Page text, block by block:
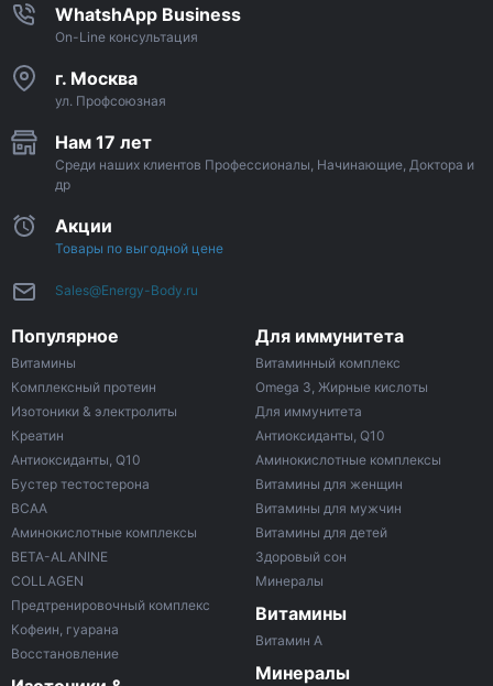
WhatshApp Business
On-Line консультация
г. Москва
ул. Профсоюзная
Нам 17 лет
Среди наших клиентов Профессионалы, Начинающие, Доктора и
др
Акции
Товары по выгодной цене
Sales@Energy-Body.ru
Популярное
Витамины
Комплексный протеин
Изотоники & электролиты
Креатин
Антиоксиданты, Q10
Бустер тестостерона
ВСАА
Аминокислотные комплексы
BETA-ALANINE
COLLAGEN
Предтренировочный комплекс
Кофеин, гуарана
Восстановление
Для иммунитета
Витаминный комплекс
Omega 3, Жирные кислоты
Для иммунитета
Антиоксиданты, Q10
Аминокислотные комплексы
Витамины для женщин
Витамины для мужчин
Витамины для детей
Здоровый сон
Минералы
Витамины
Витамин A
Минералы